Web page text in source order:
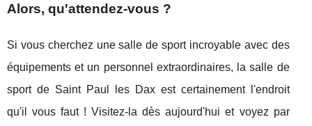
Alors, qu'attendez-vous ?
Si vous cherchez une salle de sport incroyable avec des
équipements et un personnel extraordinaires, la salle de
sport de Saint Paul les Dax est certainement l'endroit
qu'il vous faut ! Visitez-la dès aujourd'hui et voyez par